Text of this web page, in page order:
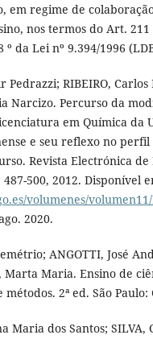
em regime de
nos termos do Art.
da Lei nº 9.394/1996
Pedrazzi; RIBEIRO, Carlos
Narcizo. Percurso da
em Química da
e seu reflexo no perfil
Revista Electrónica de
487-500, 2012. Disponível
volumenes/volumen11/
2020.
ANGOTTI, José
Marta Maria. Ensino de
2ª ed. São Paulo:
Maria dos Santos; SILVA,